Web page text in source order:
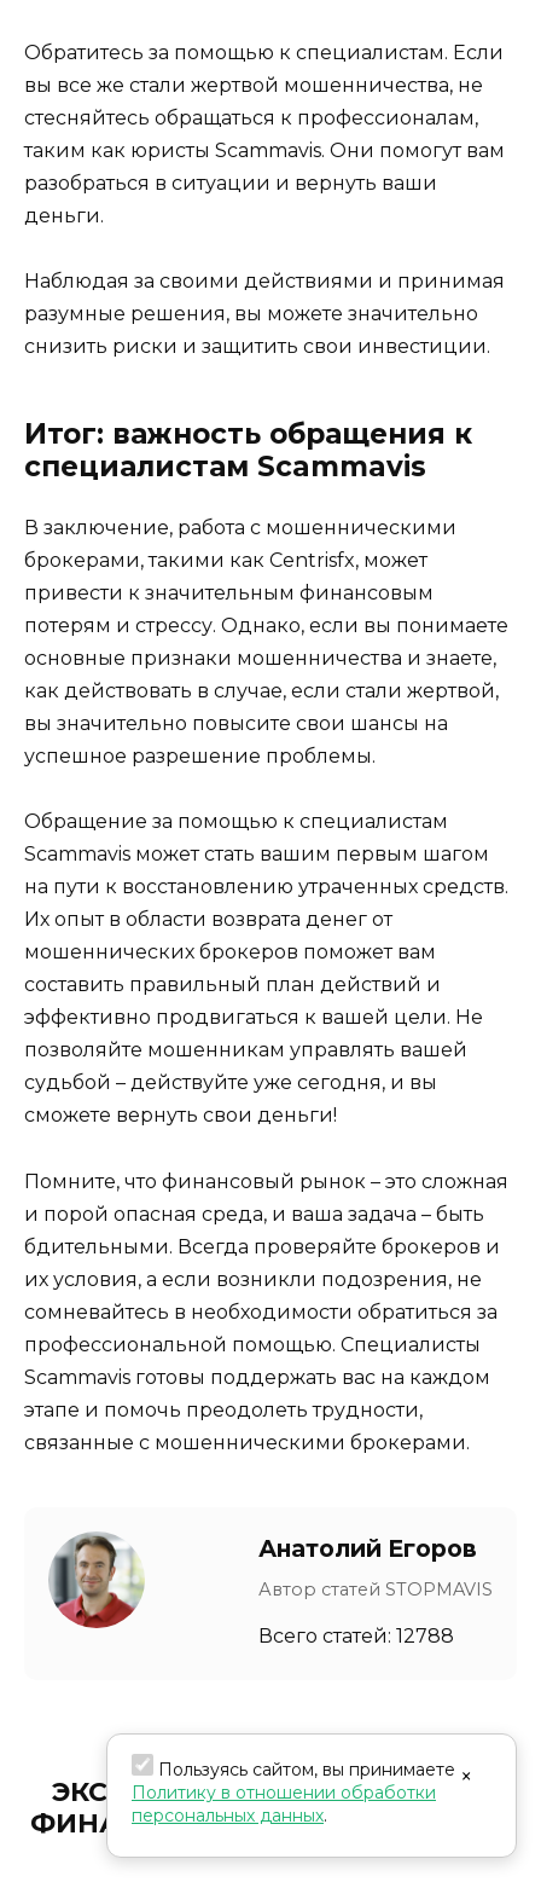
Обратитесь за помощью к специалистам. Если
вы все же стали жертвой мошенничества, не
стесняйтесь обращаться к профессионалам,
таким как юристы Scammavis. Они помогут вам
разобраться в ситуации и вернуть ваши
деньги.
Наблюдая за своими действиями и принимая
разумные решения, вы можете значительно
снизить риски и защитить свои инвестиции.
Итог: важность обращения к
специалистам Scammavis
В заключение, работа с мошенническими
брокерами, такими как Centrisfx, может
привести к значительным финансовым
потерям и стрессу. Однако, если вы понимаете
основные признаки мошенничества и знаете,
как действовать в случае, если стали жертвой,
вы значительно повысите свои шансы на
успешное разрешение проблемы.
Обращение за помощью к специалистам
Scammavis может стать вашим первым шагом
на пути к восстановлению утраченных средств.
Их опыт в области возврата денег от
мошеннических брокеров поможет вам
составить правильный план действий и
эффективно продвигаться к вашей цели. Не
позволяйте мошенникам управлять вашей
судьбой – действуйте уже сегодня, и вы
сможете вернуть свои деньги!
Помните, что финансовый рынок – это сложная
и порой опасная среда, и ваша задача – быть
бдительными. Всегда проверяйте брокеров и
их условия, а если возникли подозрения, не
сомневайтесь в необходимости обратиться за
профессиональной помощью. Специалисты
Scammavis готовы поддержать вас на каждом
этапе и помочь преодолеть трудности,
связанные с мошенническими брокерами.
Анатолий Егоров
Автор статей STOPMAVIS
Всего статей: 12788
ЭКСПЕРТЫ В РАЗОБЛАЧЕНИИ
ФИНАНСОВЫХ МОШЕННИЧЕСТВ
×
Пользуясь сайтом, вы принимаете
Политику в отношении обработки
персональных данных.